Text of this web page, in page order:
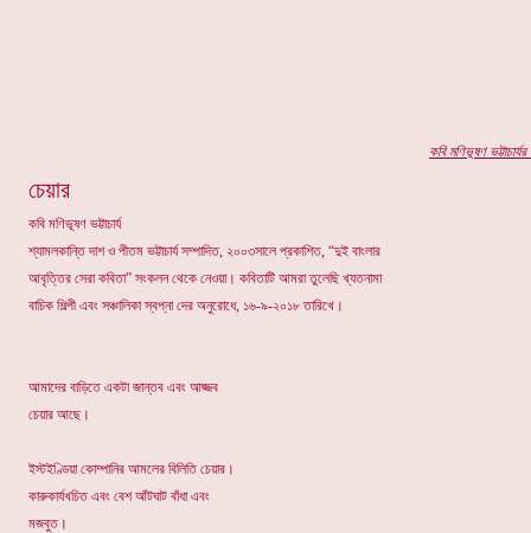
চেয়ার
কবি মণিভূষণ ভট্টাচার্য
শ্যামলকান্তি দাশ ও পীতম ভট্টাচার্য সম্পাদিত, ২০০৩সালে প্রকাশিত, “দুই বাংলার
আবৃত্তির সেরা কবিতা” সংকলন থেকে নেওয়া। কবিতাটি আমরা তুলেছি খ্যতনামা
বাচিক শিল্পী এবং সঞ্চালিকা স্বপ্না দের অনুরোধে, ১৬-৯-২০১৮ তারিখে।
আমাদের বাড়িতে একটা জান্তব এবং আজ্জব
চেয়ার আছে।
ইস্টইণ্ডিয়া কোম্পানির আমলের বিলিতি চেয়ার।
কারুকার্যখচিত এবং বেশ আঁটঘাট বাঁধা এবং
মজবুত।
কবি মণিভূষণ ভট্টাচার্যর